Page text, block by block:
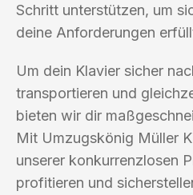
Schritt unterstützen, um
deine Anforderungen
Um dein Klavier sicher
transportieren und
bieten wir dir
Mit Umzugskönig Müller
unserer konkurrenzlosen
profitieren und